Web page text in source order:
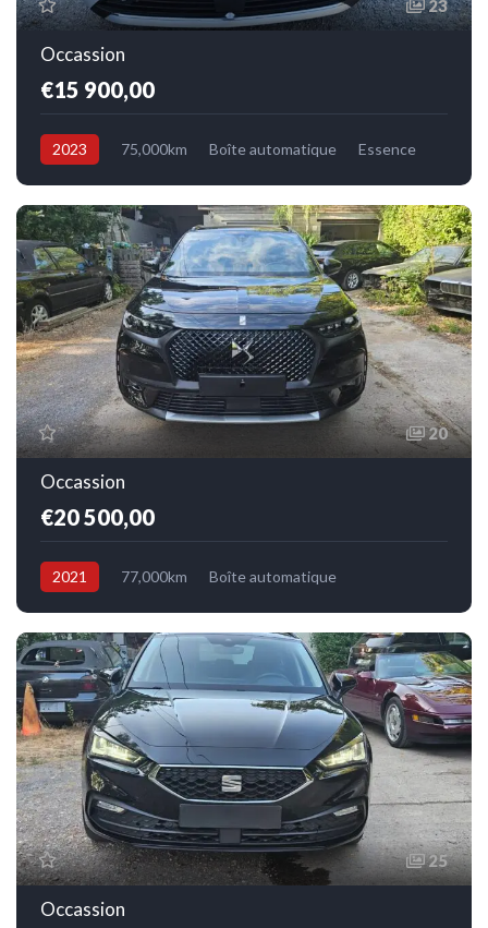
23
Occassion
€15 900,00
2023 75,000km Boîte automatique
Essence
20
Occassion
€20 500,00
2021 77,000km
Boîte automatique
25
Occassion